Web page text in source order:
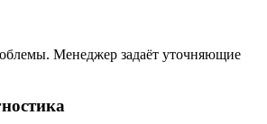
Менеджер задаёт уточняющие